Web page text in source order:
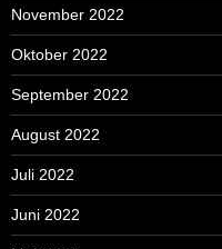
November 2022
Oktober 2022
September 2022
August 2022
Juli 2022
Juni 2022